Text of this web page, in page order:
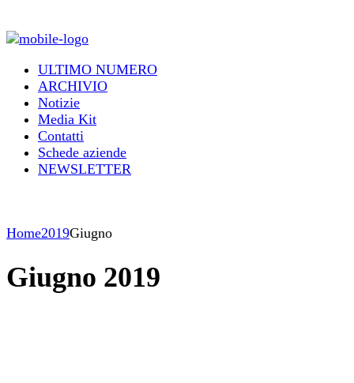
ULTIMO NUMERO
ARCHIVIO
Notizie
Media Kit
Contatti
Schede aziende
NEWSLETTER
Home2019Giugno
Giugno 2019